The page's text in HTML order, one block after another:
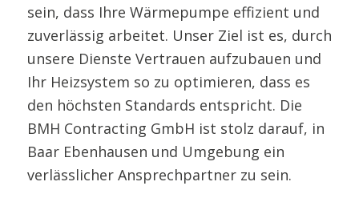
sein, dass Ihre Wärmepumpe effizient und
zuverlässig arbeitet. Unser Ziel ist es, durch
unsere Dienste Vertrauen aufzubauen und
Ihr Heizsystem so zu optimieren, dass es
den höchsten Standards entspricht. Die
BMH Contracting GmbH ist stolz darauf, in
Baar Ebenhausen und Umgebung ein
verlässlicher Ansprechpartner zu sein.